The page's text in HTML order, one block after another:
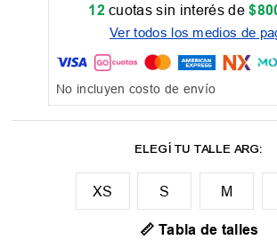
12 cuotas sin interés de$
Ver todos los medios de
No incluyen costo de envío
XS M
📏 Tabla de talles